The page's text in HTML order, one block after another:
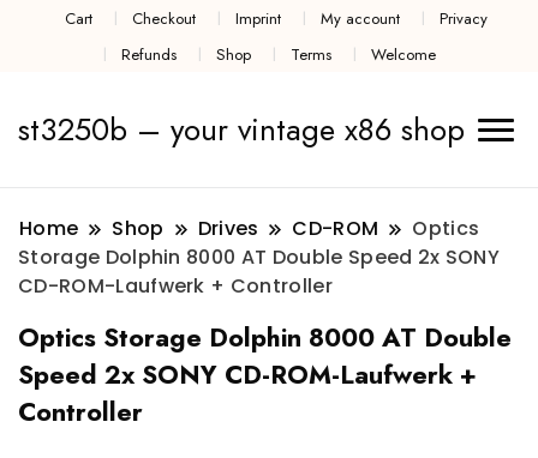
Cart Checkout Imprint My account
Privacy
Refunds
Shop Terms Welcome
st3250b – your vintage x86 shop
Home Shop Drives CD-ROM
Optics
Storage Dolphin 8000 AT Double Speed 2x SONY
CD-ROM-Laufwerk + Controller
Optics Storage Dolphin 8000 AT Double
Speed 2x SONY CD-ROM-Laufwerk +
Controller